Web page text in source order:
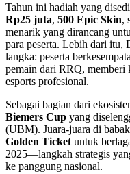
Tahun ini hadiah yang
Rp25 juta, 500 Epic Skin,
menarik yang dirancang
para peserta. Lebih dari itu,
langka: peserta
pemain dari RRQ, memberi
esports profesional.
Sebagai bagian dari
Biemers Cup yang
(UBM). Juara-juara di
Golden Ticket untuk
2025—langkah strategis
ke panggung nasional.